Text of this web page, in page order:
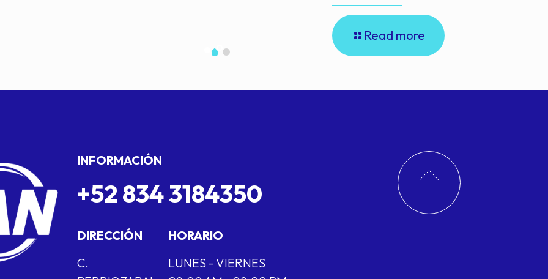
Read more
INFORMACIÓN
+52 834 3184350
DIRECCIÓN
C.
HORARIO
LUNES - VIERNES